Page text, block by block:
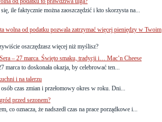
ile faktycznie można zaoszczędzić i kto skorzysta na...
wolna od podatku pozwala zatrzymać więcej pieniędzy w Twoim
oszczędzasz więcej niż myślisz?
– 27 marca. Święto smaku, tradycji i… Mac’n Cheese
marca to doskonała okazja, by celebrować ten...
i na talerzu
czas zmian i przełomowy okres w roku. Dni...
przed sezonem?
co oznacza, że nadszedł czas na prace porządkowe i...